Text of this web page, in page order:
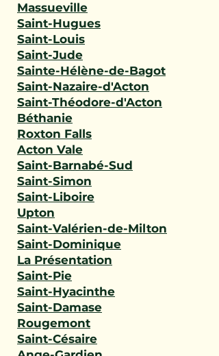
Massueville
Saint-Hugues
Saint-Louis
Saint-Jude
Sainte-Hélène-de-Bagot
Saint-Nazaire-d'Acton
Saint-Théodore-d'Acton
Béthanie
Roxton Falls
Acton Vale
Saint-Barnabé-Sud
Saint-Simon
Saint-Liboire
Upton
Saint-Valérien-de-Milton
Saint-Dominique
La Présentation
Saint-Pie
Saint-Hyacinthe
Saint-Damase
Rougemont
Saint-Césaire